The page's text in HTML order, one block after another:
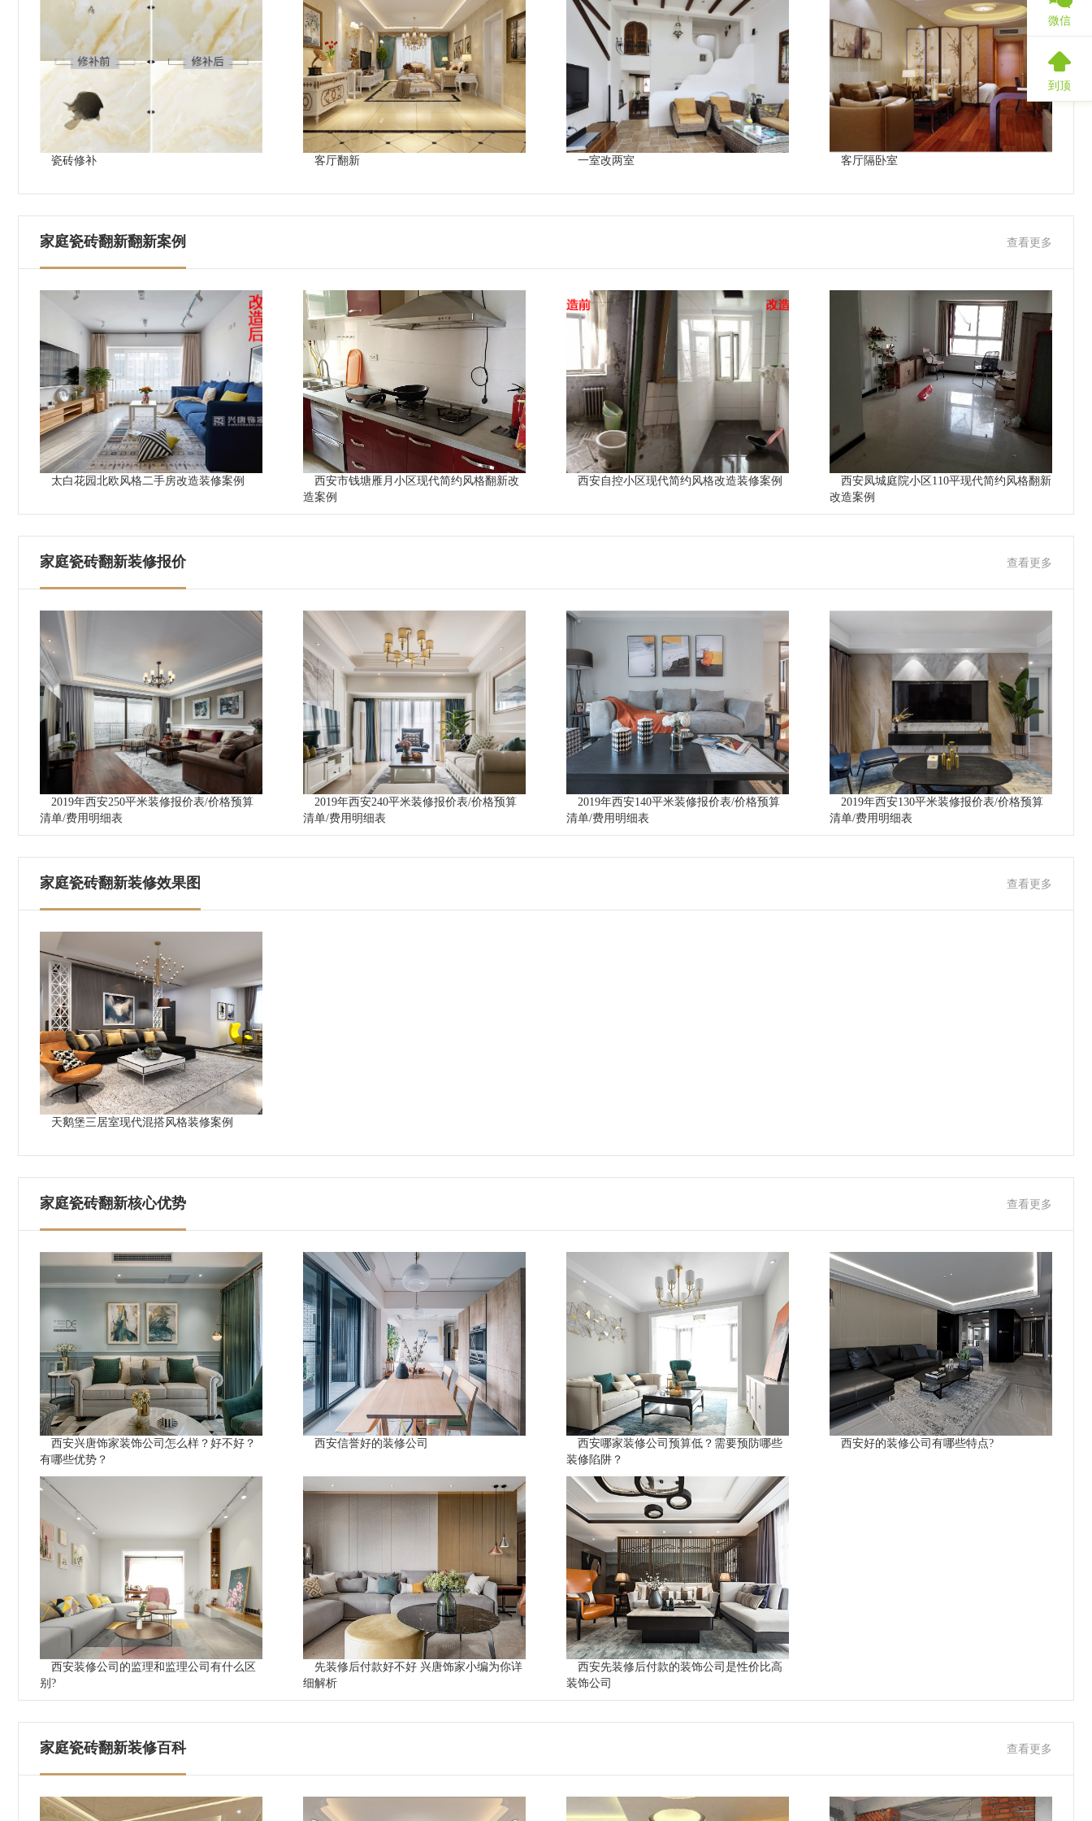
瓷砖修补 客厅翻新 一室改两室 客厅隔卧室
家庭瓷砖翻新翻新案例 查看更多
太白花园北欧风格二手房改造装修案例
西安市钱塘雁月小区现代简约风格翻新改
造案例
西安自控小区现代简约风格改造装修案例
西安凤城庭院小区110平现代简约风格翻新
改造案例
家庭瓷砖翻新装修报价 查看更多
2019年西安250平米装修报价表/价格预算
清单/费用明细表
2019年西安240平米装修报价表/价格预算
清单/费用明细表
2019年西安140平米装修报价表/价格预算
清单/费用明细表
2019年西安130平米装修报价表/价格预算
清单/费用明细表
家庭瓷砖翻新装修效果图 查看更多
天鹅堡三居室现代混搭风格装修案例
家庭瓷砖翻新核心优势 查看更多
西安兴唐饰家装饰公司怎么样？好不好？
有哪些优势？
西安信誉好的装修公司
西安哪家装修公司预算低？需要预防哪些
装修陷阱？
西安好的装修公司有哪些特点?
西安装修公司的监理和监理公司有什么区
别?
先装修后付款好不好 兴唐饰家小编为你详
细解析
西安先装修后付款的装饰公司是性价比高
装饰公司
家庭瓷砖翻新装修百科 查看更多
微信
到顶